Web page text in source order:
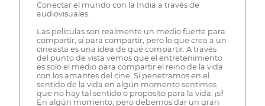
Conectar el mundo con la India a través de
audiovisuales.
Las películas son realmente un medio fuerte para
compartir, sí para compartir, pero lo que crea a un
cineasta es una idea de qué compartir. A través
del punto de vista vemos que el entretenimiento
es solo el medio para compartir el reino de la vida
con los amantes del cine. Si penetramos en el
sentido de la vida en algún momento sentimos
que no hay tal sentido o propósito para la vida, ¡sí!
En algún momento, pero debemos dar un gran